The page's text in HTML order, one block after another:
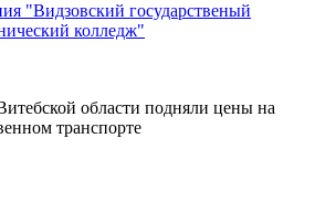
"Видзовский государственый
колледж"
области подняли цены на
транспорте